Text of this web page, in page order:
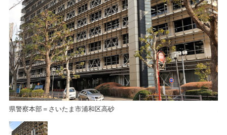
県警察本部＝さいたま市浦和区高砂